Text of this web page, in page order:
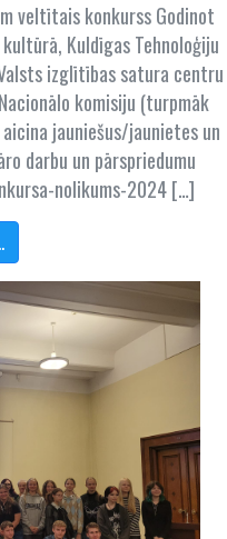
veltītais konkurss Godinot
Kuldīgas Tehnoloģiju
izglītības satura centru
komisiju (turpmāk
aicina jauniešus/jaunietes un
darbu un pārspriedumu
nolikums-2024 […]